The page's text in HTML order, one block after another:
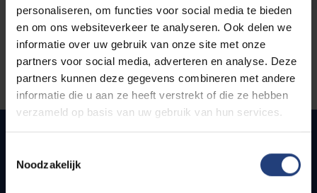
personaliseren, om functies voor social media te bieden
en om ons websiteverkeer te analyseren. Ook delen we
informatie over uw gebruik van onze site met onze
partners voor social media, adverteren en analyse. Deze
partners kunnen deze gegevens combineren met andere
informatie die u aan ze heeft verstrekt of die ze hebben
verzameld op basis van uw gebruik van hun services.
Noodzakelijk
Quick links